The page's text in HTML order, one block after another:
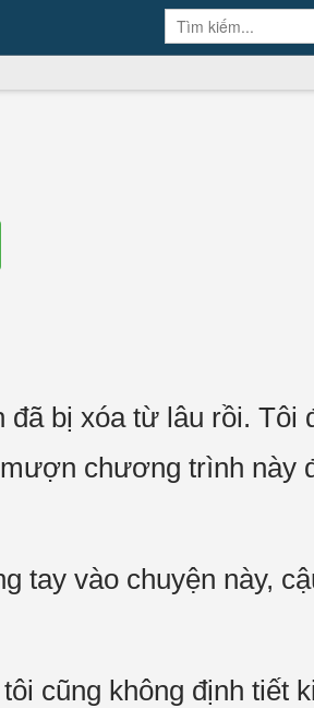
bị xóa từ lâu rồi. Tôi
chương trình này
tay vào chuyện này,
cũng không định tiết